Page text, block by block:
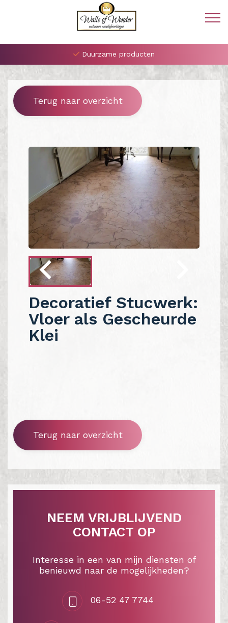
Duurzame producten
Terug naar overzicht
Decoratief Stucwerk:
Vloer als Gescheurde
Klei
Terug naar overzicht
NEEM VRIJBLIJVEND
CONTACT OP
Interesse in een van mijn diensten of
benieuwd naar de mogelijkheden?
06-52 47 7744